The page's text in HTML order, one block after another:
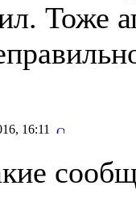
Тоже
16:11